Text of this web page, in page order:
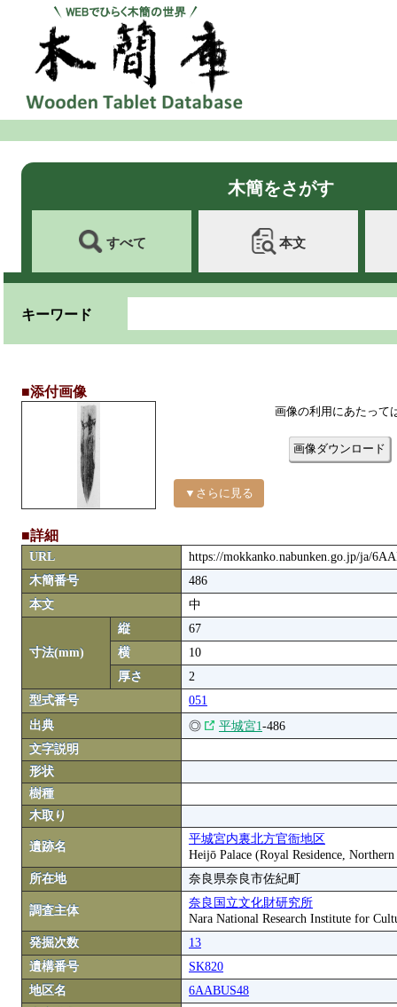
木簡をさがす
すべて 本文
キーワード
■添付画像
▼さらに見る
画像の利用にあたって
画像ダウンロード
■詳細
URL
https://mokkanko.nabunken.go.jp/ja/
木簡番号
486
本文
中
寸法(mm)
縦
67
横
10
厚さ
2
型式番号
051
出典
◎ 平城宮1-486
文字説明
形状
樹種
木取り
遺跡名
平城宮内裏北方官衙地区
Heijō Palace (Royal Residence,
所在地
奈良県奈良市佐紀町
調査主体
奈良国立文化財研究所
Nara National Research Institute for
発掘次数
13
遺構番号
SK820
地区名
6AABUS48